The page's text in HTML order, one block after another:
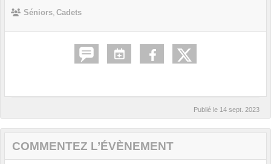
Séniors Cadets
Publié le 14 sept. 2023
COMMENTEZ L’ÉVÈNEMENT